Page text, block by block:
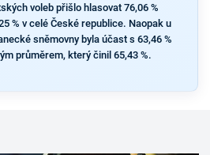
voleb přišlo hlasovat 76,06 %
% v celé České republice. Naopak u
sněmovny byla účast s 63,46 %
průměrem, který činil 65,43 %.